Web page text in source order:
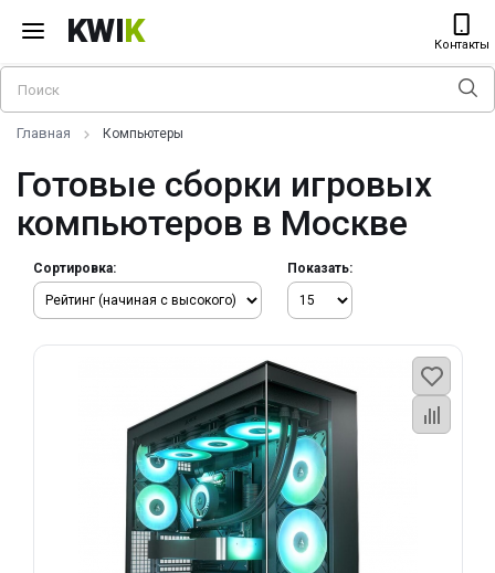
KWIK Контакты
Главная Компьютеры
Готовые сборки игровых
компьютеров в Москве
Сортировка: Показать: